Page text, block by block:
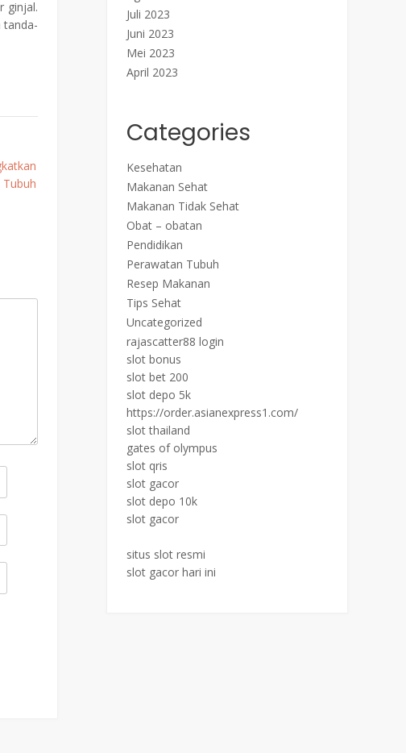
ginjal.
tanda-
Juli 2023
Juni 2023
Mei 2023
April 2023
Categories
Kesehatan
Makanan Sehat
Makanan Tidak Sehat
Obat – obatan
Pendidikan
Perawatan Tubuh
Resep Makanan
Tips Sehat
Uncategorized
rajascatter88 login
slot bonus
slot bet 200
slot depo 5k
https://order.asianexpress1.com/
slot thailand
gates of olympus
slot qris
slot gacor
slot depo 10k
slot gacor
situs slot resmi
slot gacor hari ini